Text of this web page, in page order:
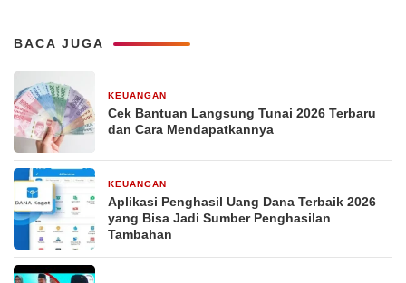
BACA JUGA
KEUANGAN
Cek Bantuan Langsung Tunai 2026 Terbaru
dan Cara Mendapatkannya
KEUANGAN
Aplikasi Penghasil Uang Dana Terbaik 2026
yang Bisa Jadi Sumber Penghasilan
Tambahan